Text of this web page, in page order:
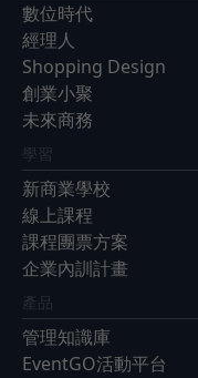
數位時代
經理人
Shopping Design
創業小聚
未來商務
學習
新商業學校
線上課程
課程團票方案
企業內訓計畫
產品
管理知識庫
EventGO活動平台